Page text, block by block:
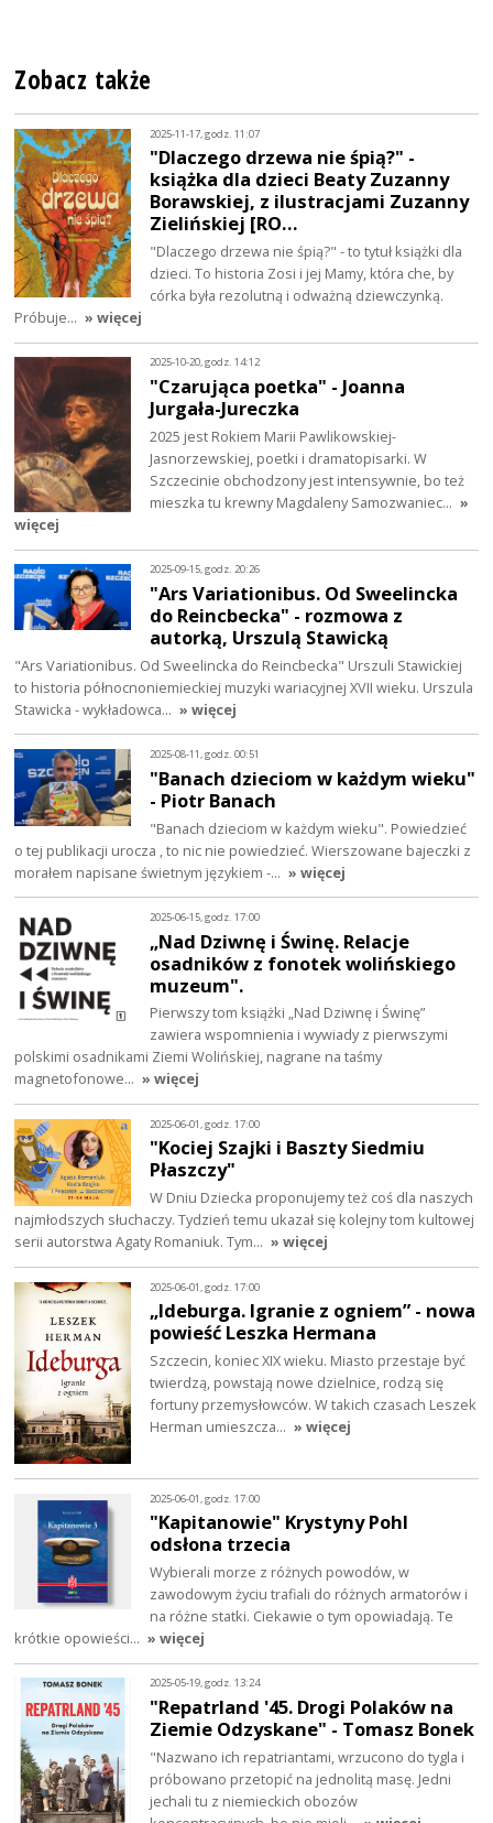
Zobacz także
2025-11-17, godz. 11:07
"Dlaczego drzewa nie śpią?" -
książka dla dzieci Beaty Zuzanny
Borawskiej, z ilustracjami Zuzanny
Zielińskiej [RO…
"Dlaczego drzewa nie śpią?" - to tytuł książki dla
dzieci. To historia Zosi i jej Mamy, która che, by
córka była rezolutną i odważną dziewczynką.
Próbuje… » więcej
2025-10-20, godz. 14:12
"Czarująca poetka" - Joanna
Jurgała-Jureczka
2025 jest Rokiem Marii Pawlikowskiej-
Jasnorzewskiej, poetki i dramatopisarki. W
Szczecinie obchodzony jest intensywnie, bo też
mieszka tu krewny Magdaleny Samozwaniec… »
więcej
2025-09-15, godz. 20:26
"Ars Variationibus. Od Sweelincka
do Reincbecka" - rozmowa z
autorką, Urszulą Stawicką
"Ars Variationibus. Od Sweelincka do Reincbecka" Urszuli Stawickiej
to historia północnoniemieckiej muzyki wariacyjnej XVII wieku. Urszula
Stawicka - wykładowca… » więcej
2025-08-11, godz. 00:51
"Banach dzieciom w każdym wieku"
- Piotr Banach
"Banach dzieciom w każdym wieku". Powiedzieć
o tej publikacji urocza , to nic nie powiedzieć. Wierszowane bajeczki z
morałem napisane świetnym językiem -… » więcej
2025-06-15, godz. 17:00
„Nad Dziwnę i Świnę. Relacje
osadników z fonotek wolińskiego
muzeum".
Pierwszy tom książki „Nad Dziwnę i Świnę”
zawiera wspomnienia i wywiady z pierwszymi
polskimi osadnikami Ziemi Wolińskiej, nagrane na taśmy
magnetofonowe… » więcej
2025-06-01, godz. 17:00
"Kociej Szajki i Baszty Siedmiu
Płaszczy"
W Dniu Dziecka proponujemy też coś dla naszych
najmłodszych słuchaczy. Tydzień temu ukazał się kolejny tom kultowej
serii autorstwa Agaty Romaniuk. Tym… » więcej
2025-06-01, godz. 17:00
„Ideburga. Igranie z ogniem” - nowa
powieść Leszka Hermana
Szczecin, koniec XIX wieku. Miasto przestaje być
twierdzą, powstają nowe dzielnice, rodzą się
fortuny przemysłowców. W takich czasach Leszek
Herman umieszcza… » więcej
2025-06-01, godz. 17:00
"Kapitanowie" Krystyny Pohl
odsłona trzecia
Wybierali morze z różnych powodów, w
zawodowym życiu trafiali do różnych armatorów i
na różne statki. Ciekawie o tym opowiadają. Te
krótkie opowieści… » więcej
2025-05-19, godz. 13:24
"Repatrland '45. Drogi Polaków na
Ziemie Odzyskane" - Tomasz Bonek
"Nazwano ich repatriantami, wrzucono do tygla i
próbowano przetopić na jednolitą masę. Jedni
jechali tu z niemieckich obozów